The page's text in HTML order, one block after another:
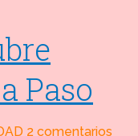
Paso
2 comentarios